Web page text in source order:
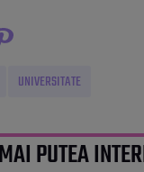
UNIVERSITATE
PUTEA